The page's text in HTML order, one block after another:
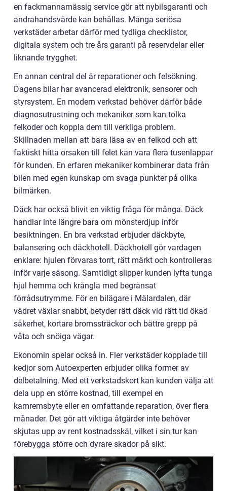
en fackmannamässig service gör att nybilsgaranti och
andrahandsvärde kan behållas. Många seriösa
verkstäder arbetar därför med tydliga checklistor,
digitala system och tre års garanti på reservdelar eller
liknande trygghet.
En annan central del är reparationer och felsökning.
Dagens bilar har avancerad elektronik, sensorer och
styrsystem. En modern verkstad behöver därför både
diagnosutrustning och mekaniker som kan tolka
felkoder och koppla dem till verkliga problem.
Skillnaden mellan att bara läsa av en felkod och att
faktiskt hitta orsaken till felet kan vara flera tusenlappar
för kunden. En erfaren mekaniker kombinerar data från
bilen med egen kunskap om svaga punkter på olika
bilmärken.
Däck har också blivit en viktig fråga för många. Däck
handlar inte längre bara om mönsterdjup inför
besiktningen. En bra verkstad erbjuder däckbyte,
balansering och däckhotell. Däckhotell gör vardagen
enklare: hjulen förvaras torrt, rätt märkt och kontrolleras
inför varje säsong. Samtidigt slipper kunden lyfta tunga
hjul hemma och krångla med begränsat
förrådsutrymme. För en bilägare i Mälardalen, där
vädret växlar snabbt, betyder rätt däck vid rätt tid ökad
säkerhet, kortare bromssträckor och bättre grepp på
våta och snöiga vägar.
Ekonomin spelar också in. Fler verkstäder kopplade till
kedjor som Autoexperten erbjuder olika former av
delbetalning. Med ett verkstadskort kan kunden välja att
dela upp en större kostnad, till exempel en
kamremsbyte eller en omfattande reparation, över flera
månader. Det gör att viktiga åtgärder inte behöver
skjutas upp av rent kostnadsskäl, vilket i sin tur kan
förebygga större och dyrare skador på sikt.